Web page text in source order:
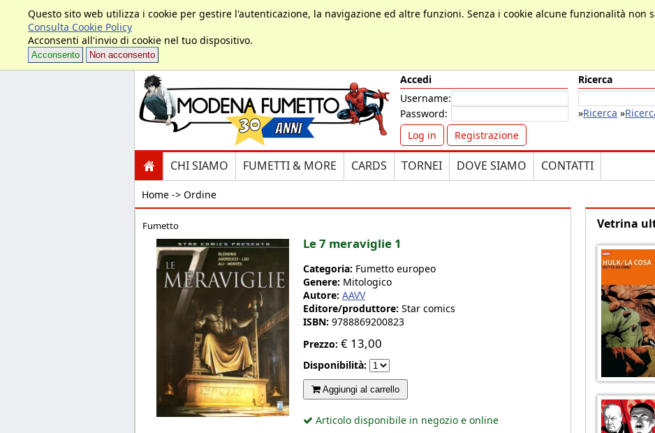
Questo sito web utilizza i cookie per gestire l'autenticazione, la navigazione ed altre funzioni. Senza i cookie alcune funzionalità non
Consulta Cookie Policy
Acconsenti all'invio di cookie nel tuo dispositivo.
Acconsento Non acconsento
Accedi
Username:
Password:
Log in
Registrazione
Ricerca
»Ricerca »
CHI SIAMO FUMETTI & MORE CARDS TORNEI DOVE SIAMO CONTATTI
Home -> Ordine
Fumetto
Le 7 meraviglie 1
Categoria: Fumetto europeo
Genere: Mitologico
Autore: AAVV
Editore/produttore: Star comics
ISBN: 9788869200823
Prezzo: € 13,00
Disponibilità:
Aggiungi al carrello
Articolo disponibile in negozio e online
Vetrina